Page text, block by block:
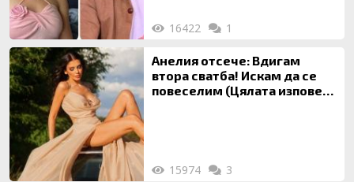
16422 1
Анелия отсече: Вдигам
втора сватба! Искам да се
повеселим (Цялата изповед
15974 3